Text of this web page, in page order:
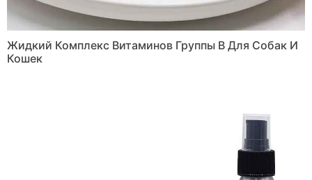
Жидкий Комплекс Витаминов Группы В Для Собак И
Кошек